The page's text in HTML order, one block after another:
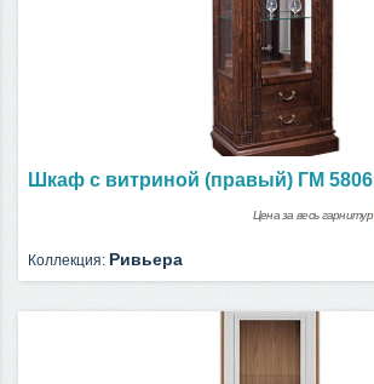
Шкаф с витриной (правый) ГМ 5806
Цена за весь гарнитур
Коллекция: Ривьера